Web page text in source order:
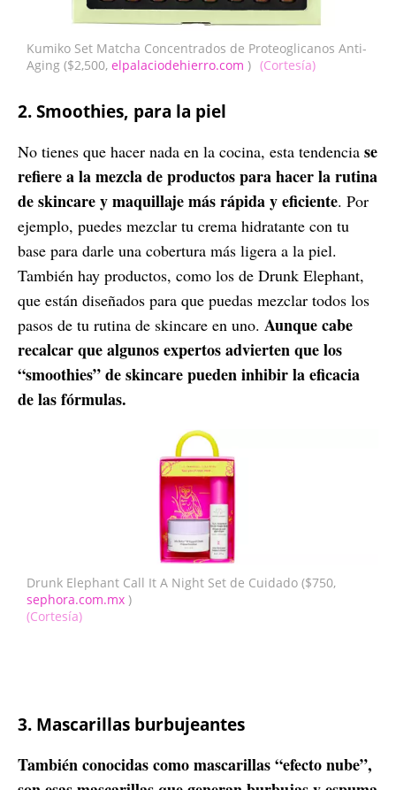
Kumiko Set Matcha Concentrados de Proteoglicanos Anti-
Aging ($2,500, elpalaciodehierro.com ) (Cortesía)
2. Smoothies, para la piel
No tienes que hacer nada en la cocina, esta tendencia se
refiere a la mezcla de productos para hacer la rutina
de skincare y maquillaje más rápida y eficiente. Por
ejemplo, puedes mezclar tu crema hidratante con tu
base para darle una cobertura más ligera a la piel.
También hay productos, como los de Drunk Elephant,
que están diseñados para que puedas mezclar todos los
pasos de tu rutina de skincare en uno. Aunque cabe
recalcar que algunos expertos advierten que los
“smoothies” de skincare pueden inhibir la eficacia
de las fórmulas.
Drunk Elephant Call It A Night Set de Cuidado ($750,
sephora.com.mx )
(Cortesía)
3. Mascarillas burbujeantes
También conocidas como mascarillas “efecto nube”,